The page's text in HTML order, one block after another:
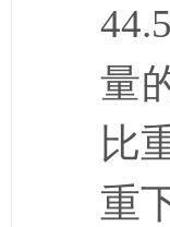
量
比
重